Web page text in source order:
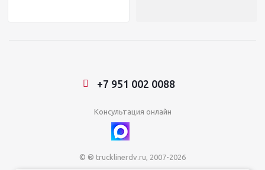
+7 951 002 0088
Консультация онлайн
© ® trucklinerdv.ru, 2007-2026